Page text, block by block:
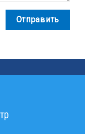
Отправить